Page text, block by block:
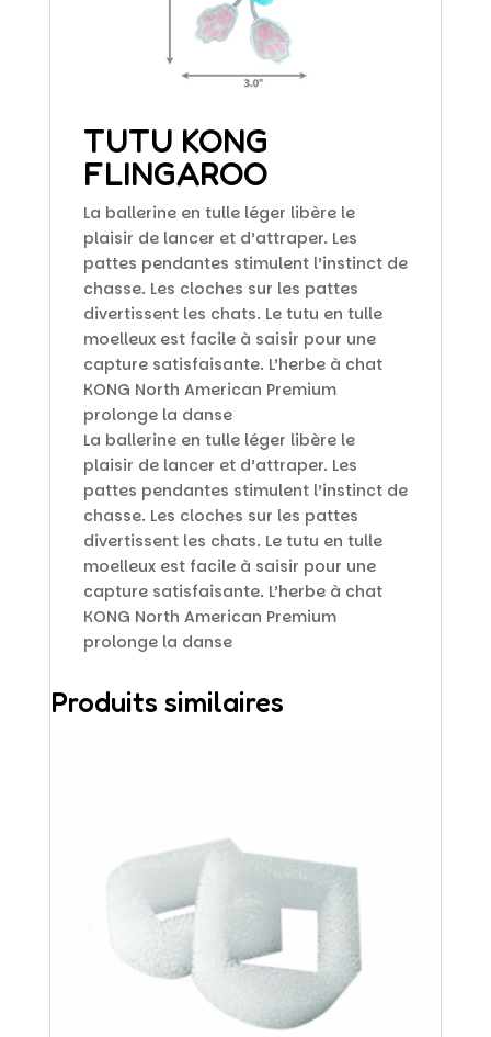
TUTU KONG
FLINGAROO
La ballerine en tulle léger libère le
plaisir de lancer et d’attraper. Les
pattes pendantes stimulent l’instinct de
chasse. Les cloches sur les pattes
divertissent les chats. Le tutu en tulle
moelleux est facile à saisir pour une
capture satisfaisante. L’herbe à chat
KONG North American Premium
prolonge la danse
La ballerine en tulle léger libère le
plaisir de lancer et d’attraper. Les
pattes pendantes stimulent l’instinct de
chasse. Les cloches sur les pattes
divertissent les chats. Le tutu en tulle
moelleux est facile à saisir pour une
capture satisfaisante. L’herbe à chat
KONG North American Premium
prolonge la danse
Produits similaires